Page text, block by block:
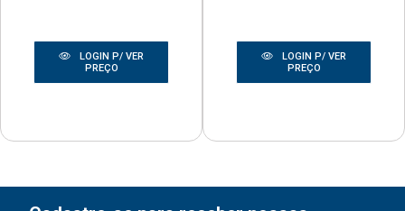
LOGIN P/ VER
PREÇO
LOGIN P/ VER
PREÇO